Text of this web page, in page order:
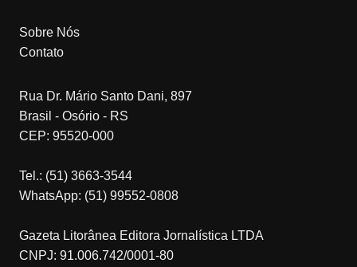
Sobre Nós
Contato
Rua Dr. Mário Santo Dani, 897
Brasil - Osório - RS
CEP: 95520-000
Tel.: (51) 3663-3544
WhatsApp: (51) 99552-0808
Gazeta Litorânea Editora Jornalística LTDA
CNPJ: 91.006.742/0001-80